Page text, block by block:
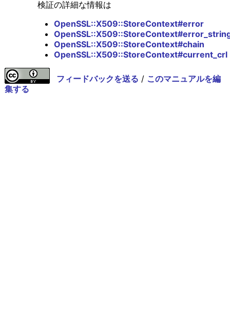
検証の詳細な情報は
OpenSSL::X509::StoreContext#error
OpenSSL::X509::StoreContext#chain
OpenSSL::X509::StoreContext#current_crl
フィードバックを送る / このマニュアルを編
集する